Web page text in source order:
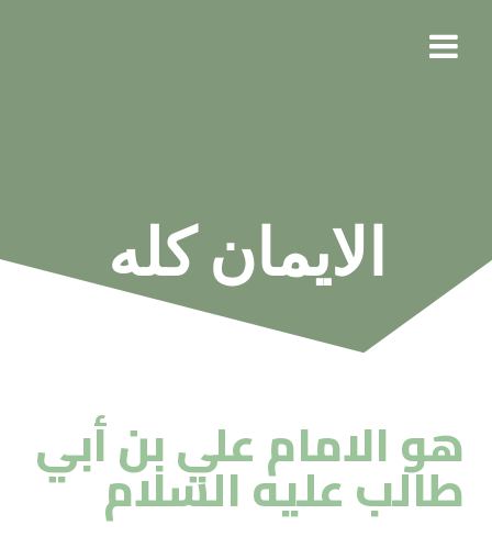
الايمان كله
هو الامام علي بن أبي
طالب عليه السلام